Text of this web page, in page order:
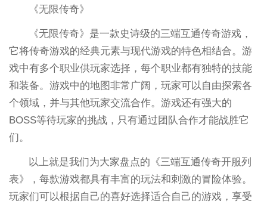
《无限传奇》
《无限传奇》是一款史诗级的三端互通传奇游戏，
它将传奇游戏的经典元素与现代游戏的特色相结合。游
戏中有多个职业供玩家选择，每个职业都有独特的技能
和装备。游戏中的地图非常广阔，玩家可以自由探索各
个领域，并与其他玩家交流合作。游戏还有强大的
BOSS等待玩家的挑战，只有通过团队合作才能战胜它
们。
以上就是我们为大家盘点的《三端互通传奇开服列
表》，每款游戏都具有丰富的玩法和刺激的冒险体验。
玩家们可以根据自己的喜好选择适合自己的游戏，享受